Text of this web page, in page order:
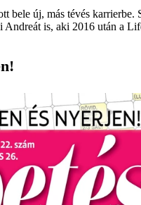
bele új, más tévés
is, aki 2016 után a